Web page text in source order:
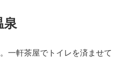
有馬温泉
一軒茶屋でトイレを済ませて